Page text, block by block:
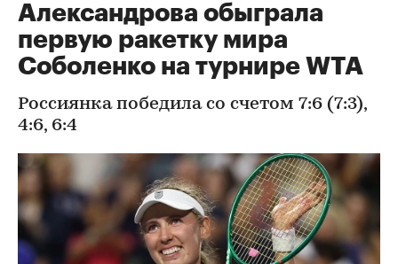
Александрова обыграла
первую ракетку мира
Соболенко на турнире WTA
Россиянка победила со счетом 7:6 (7:3),
4:6, 6:4